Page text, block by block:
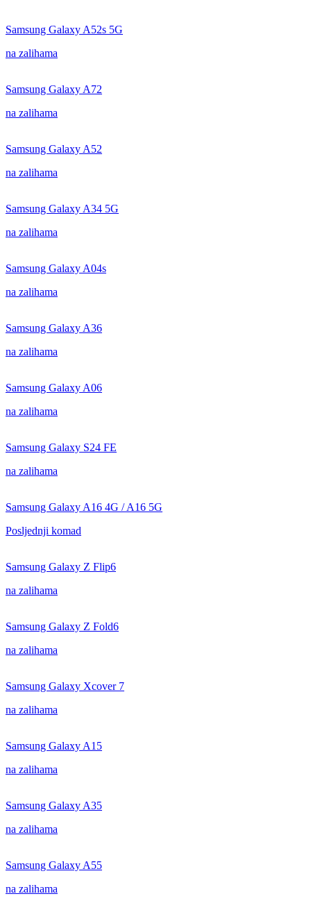
Samsung Galaxy A52s 5G
na zalihama
Samsung Galaxy A72
na zalihama
Samsung Galaxy A52
na zalihama
Samsung Galaxy A34 5G
na zalihama
Samsung Galaxy A04s
na zalihama
Samsung Galaxy A36
na zalihama
Samsung Galaxy A06
na zalihama
Samsung Galaxy S24 FE
na zalihama
Samsung Galaxy A16 4G / A16 5G
Posljednji komad
Samsung Galaxy Z Flip6
na zalihama
Samsung Galaxy Z Fold6
na zalihama
Samsung Galaxy Xcover 7
na zalihama
Samsung Galaxy A15
na zalihama
Samsung Galaxy A35
na zalihama
Samsung Galaxy A55
na zalihama